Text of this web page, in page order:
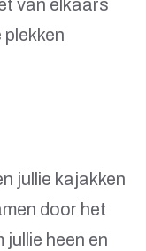
van elkaars
jullie kajakken
door het
heen en